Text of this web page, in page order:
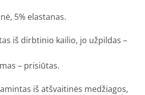
5% elastanas.
iš dirbtinio kailio, jo užpildas –
– prisiūtas.
iš atšvaitinės medžiagos,